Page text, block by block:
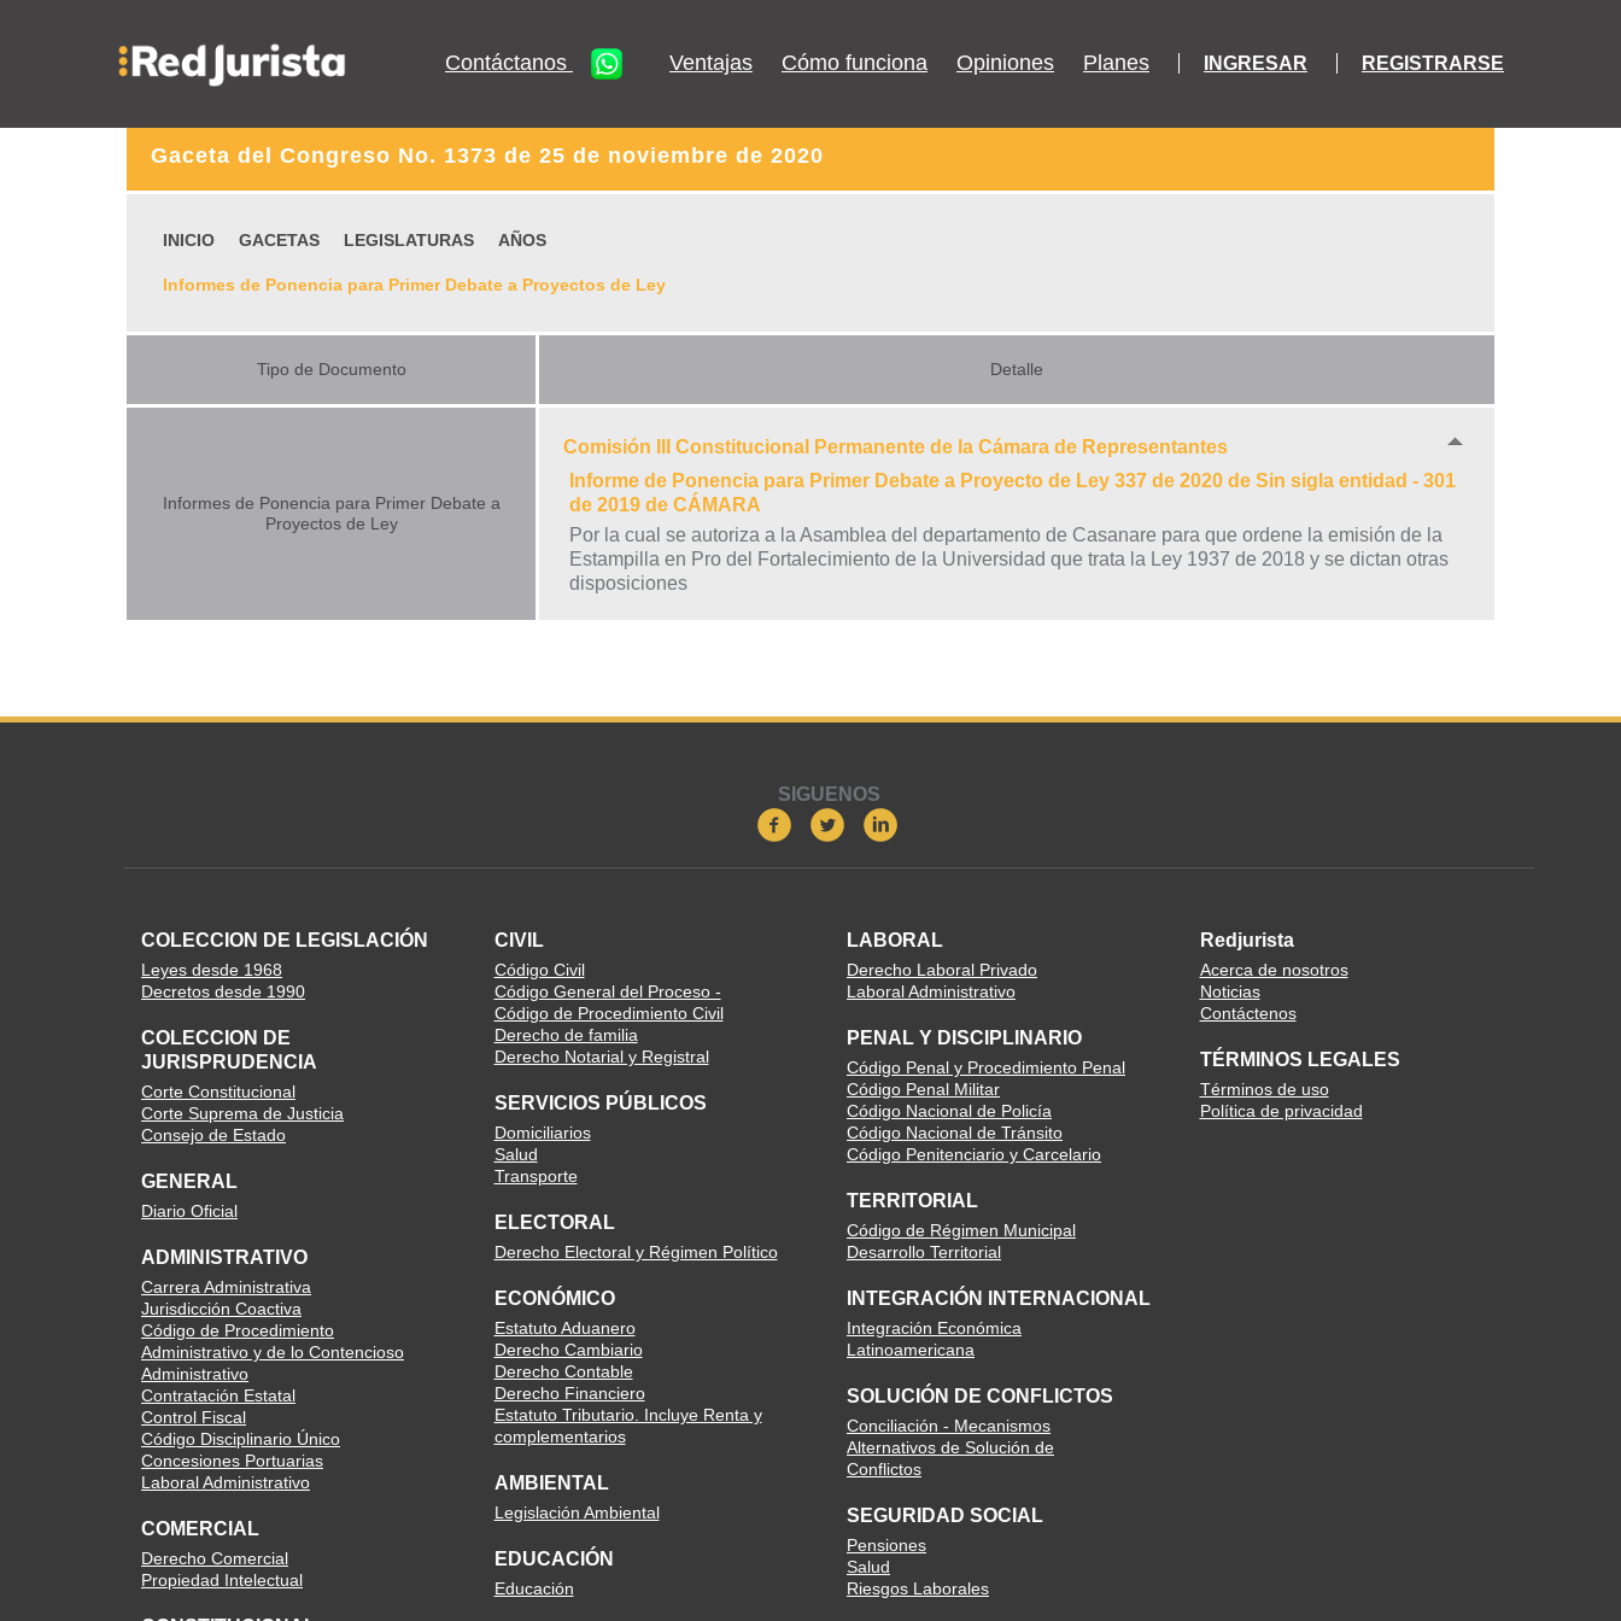
Contáctanos Ventajas Cómo funciona Opiniones Planes INGRESAR REGISTRARSE
Gaceta del Congreso No. 1373 de 25 de noviembre de 2020
INICIO GACETAS LEGISLATURAS AÑOS
Informes de Ponencia para Primer Debate a Proyectos de Ley
Tipo de Documento Detalle
Informes de Ponencia para Primer Debate a
Proyectos de Ley
Comisión III Constitucional Permanente de la Cámara de Representantes
Informe de Ponencia para Primer Debate a Proyecto de Ley 337 de 2020 de Sin sigla entidad - 301
de 2019 de CÁMARA
Por la cual se autoriza a la Asamblea del departamento de Casanare para que ordene la emisión de la
Estampilla en Pro del Fortalecimiento de la Universidad que trata la Ley 1937 de 2018 y se dictan otras
disposiciones
SIGUENOS
COLECCION DE LEGISLACIÓN
Leyes desde 1968
Decretos desde 1990
COLECCION DE
JURISPRUDENCIA
Corte Constitucional
Corte Suprema de Justicia
Consejo de Estado
GENERAL
Diario Oficial
ADMINISTRATIVO
Carrera Administrativa
Jurisdicción Coactiva
Código de Procedimiento
Administrativo y de lo Contencioso
Administrativo
Contratación Estatal
Control Fiscal
Código Disciplinario Único
Concesiones Portuarias
Laboral Administrativo
COMERCIAL
Derecho Comercial
Propiedad Intelectual
CIVIL
Código Civil
Código General del Proceso -
Código de Procedimiento Civil
Derecho de familia
Derecho Notarial y Registral
SERVICIOS PÚBLICOS
Domiciliarios
Salud
Transporte
ELECTORAL
Derecho Electoral y Régimen Político
ECONÓMICO
Estatuto Aduanero
Derecho Cambiario
Derecho Contable
Derecho Financiero
Estatuto Tributario. Incluye Renta y
complementarios
AMBIENTAL
Legislación Ambiental
EDUCACIÓN
Educación
LABORAL
Derecho Laboral Privado
Laboral Administrativo
PENAL Y DISCIPLINARIO
Código Penal y Procedimiento Penal
Código Penal Militar
Código Nacional de Policía
Código Nacional de Tránsito
Código Penitenciario y Carcelario
TERRITORIAL
Código de Régimen Municipal
Desarrollo Territorial
INTEGRACIÓN INTERNACIONAL
Integración Económica
Latinoamericana
SOLUCIÓN DE CONFLICTOS
Conciliación - Mecanismos
Alternativos de Solución de
Conflictos
SEGURIDAD SOCIAL
Pensiones
Salud
Riesgos Laborales
Redjurista
Acerca de nosotros
Noticias
Contáctenos
TÉRMINOS LEGALES
Términos de uso
Política de privacidad